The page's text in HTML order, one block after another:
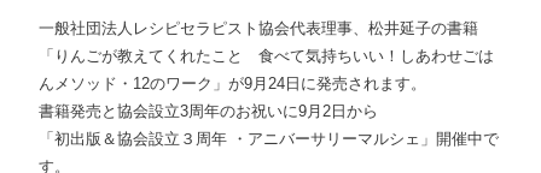
一般社団法人レシピセラピスト協会代表理事、松井延子の書籍
「りんごが教えてくれたこと 食べて気持ちいい！しあわせごは
んメソッド・12のワーク」が9月24日に発売されます。
書籍発売と協会設立3周年のお祝いに9月2日から
「初出版＆協会設立３周年 ・アニバーサリーマルシェ」開催中で
す。